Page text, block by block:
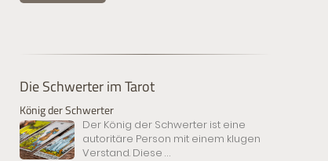
Die Schwerter im Tarot
König der Schwerter
Der König der Schwerter ist eine
autoritäre Person mit einem klugen
Verstand. Diese ...